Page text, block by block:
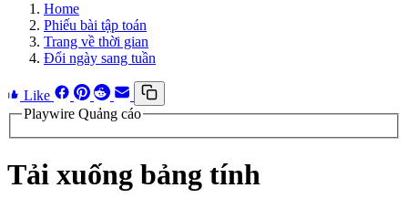
Home
Phiếu bài tập toán
Trang về thời gian
Đổi ngày sang tuần
Like
Playwire Quảng cáo
Tải xuống bảng tính